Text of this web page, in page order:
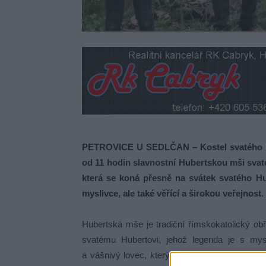
PETROVICE U SEDLČAN – Kostel
od 11 hodin slavnostní Hubertskou mši
která se koná přesně na svátek svatého
myslivce, ale také věřící a širokou veřejnost.
Hubertská mše je tradiční římskokatolický
svatému Hubertovi, jehož legenda je s
a vášnivý lovec, který se obrátil k Bohu po